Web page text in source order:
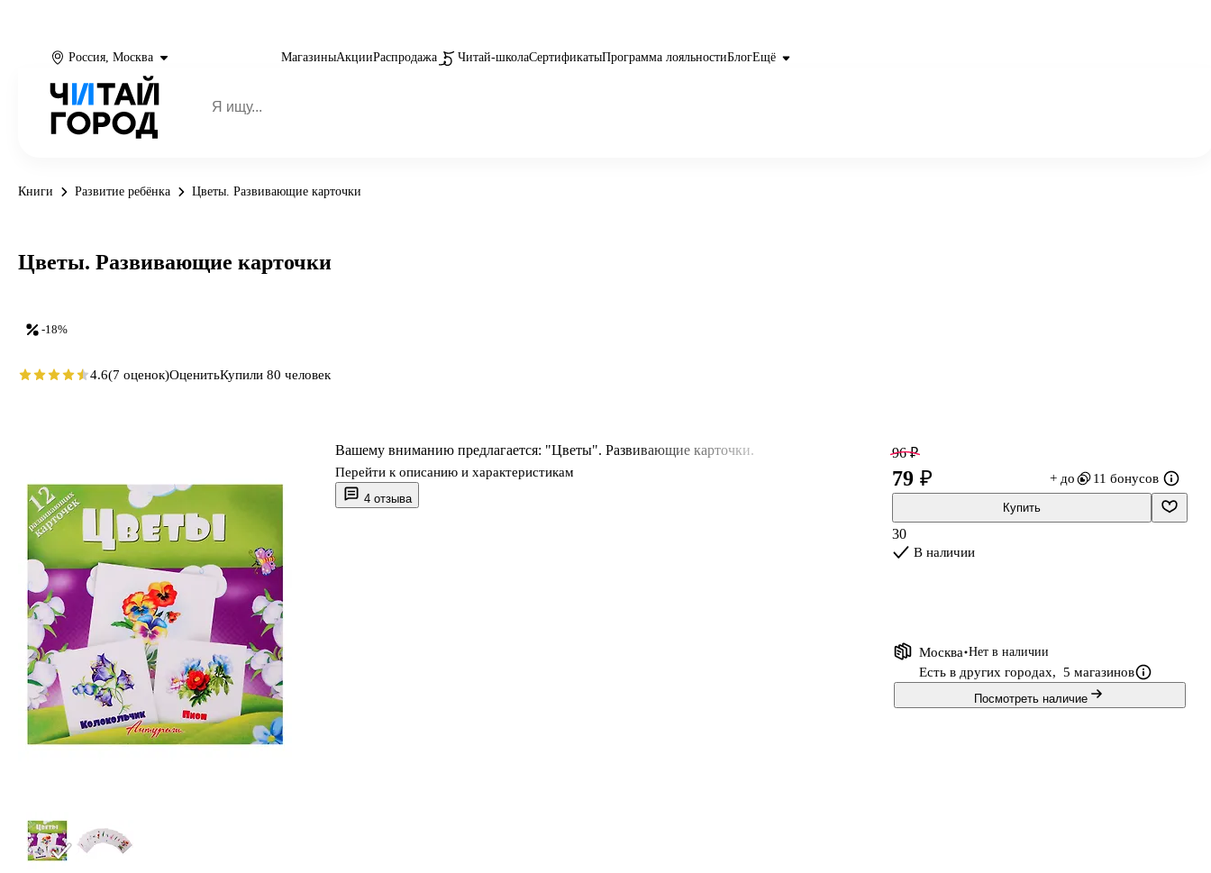
Россия, Москва МагазиныАкцииРаспродажа Читай-школаСертификатыПрограмма лояльностиБлогЕщё
Книги Развитие ребёнка Цветы. Развивающие карточки
4 отзыва
Вашему вниманию предлагается: "Цветы". Развивающие карточки.
Перейти к описанию и характеристикам
-18%
Цветы. Развивающие карточки
4.6(7 оценок)ОценитьКупили 80 человек
96 ₽
79 ₽ + до 11 бонусов
Купить
30
В наличии
Москва Нет в наличии
Есть в других городах, 5 магазинов
Посмотреть наличие